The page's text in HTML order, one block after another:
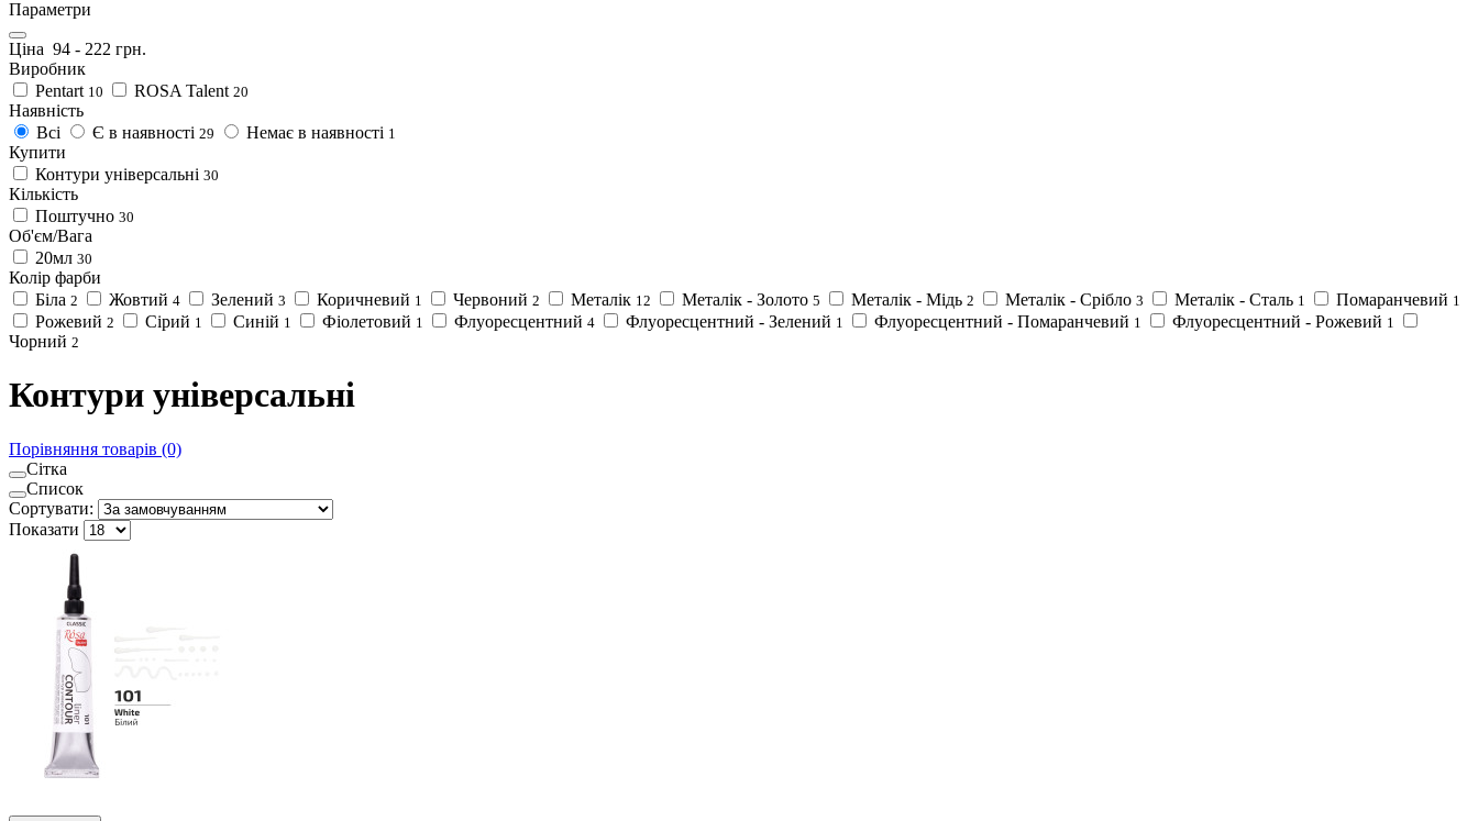
Параметри
Ціна 94 - 222 грн.
Виробник
Pentart 10 ROSA Talent 20
Наявність
Всі
Є в наявності 29 Немає в наявності 1
Купити
Контури універсальні 30
Кількість
Поштучно 30
Об'єм/Вага
20мл 30
Колір фарби
Біла 2 Жовтий 4 Зелений 3 Коричневий 1 Червоний 2 Металік 12 Металік - Золото 5 Металік - Мідь 2 Металік - Срібло 3 Металік - Сталь 1 Помаранчевий 1
Рожевий 2 Сірий 1 Синій 1 Фіолетовий 1 Флуоресцентний 4 Флуоресцентний - Зелений 1 Флуоресцентний - Помаранчевий 1 Флуоресцентний - Рожевий 1
Чорний 2
Контури універсальні
Порівняння товарів (0)
Сітка
Список
Сортувати:
Показати